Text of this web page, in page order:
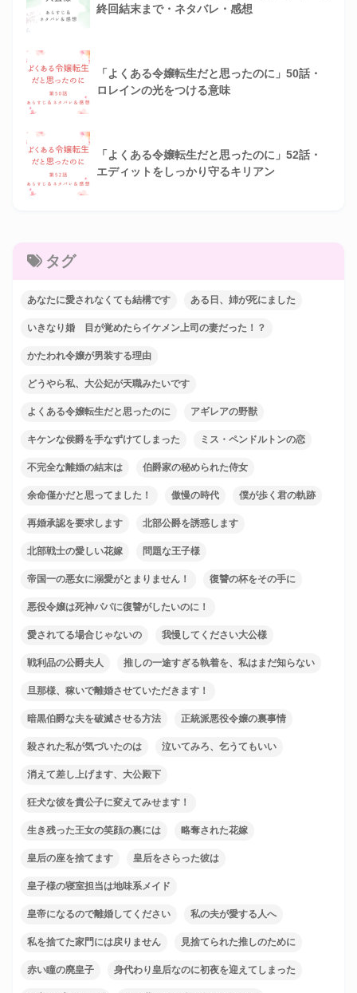
終回結末まで・ネタバレ・感想
「よくある令嬢転生だと思ったのに」50話・
ロレインの光をつける意味
「よくある令嬢転生だと思ったのに」52話・
エディットをしっかり守るキリアン
タグ
あなたに愛されなくても結構です ある日、姉が死にました
いきなり婚 目が覚めたらイケメン上司の妻だった！？
かたわれ令嬢が男装する理由
どうやら私、大公妃が天職みたいです
よくある令嬢転生だと思ったのに アギレアの野獣
キケンな侯爵を手なずけてしまった ミス・ペンドルトンの恋
不完全な離婚の結末は 伯爵家の秘められた侍女
余命僅かだと思ってました！ 傲慢の時代 僕が歩く君の軌跡
再婚承認を要求します 北部公爵を誘惑します
北部戦士の愛しい花嫁 問題な王子様
帝国一の悪女に溺愛がとまりません！ 復讐の杯をその手に
悪役令嬢は死神パパに復讐がしたいのに！
愛されてる場合じゃないの 我慢してください大公様
戦利品の公爵夫人 推しの一途すぎる執着を、私はまだ知らない
旦那様、稼いで離婚させていただきます！
暗黒伯爵な夫を破滅させる方法 正統派悪役令嬢の裏事情
殺された私が気づいたのは 泣いてみろ、乞うてもいい
消えて差し上げます、大公殿下
狂犬な彼を貴公子に変えてみせます！
生き残った王女の笑顔の裏には 略奪された花嫁
皇后の座を捨てます 皇后をさらった彼は
皇子様の寝室担当は地味系メイド
皇帝になるので離婚してください 私の夫が愛する人へ
私を捨てた家門には戻りません 見捨てられた推しのために
赤い瞳の廃皇子 身代わり皇后なのに初夜を迎えてしまった